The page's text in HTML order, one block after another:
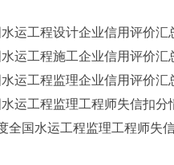
工程设计企业信用评价汇
程施工企业信用评价汇
程监理企业信用评价汇
程监理工程师失信扣分
运工程监理工程师失信